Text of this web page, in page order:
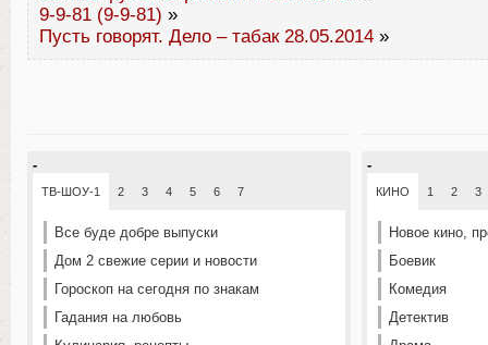
9-9-81 (9-9-81) »
Пусть говорят. Дело – табак 28.05.2014 »
-
ТВ-ШОУ-1 2 3 4 5 6 7
Все буде добре выпуски
Дом 2 свежие серии и новости
Гороскоп на сегодня по знакам
Гадания на любовь
-
КИНО 1 2 3
Новое кино,
Боевик
Комедия
Детектив